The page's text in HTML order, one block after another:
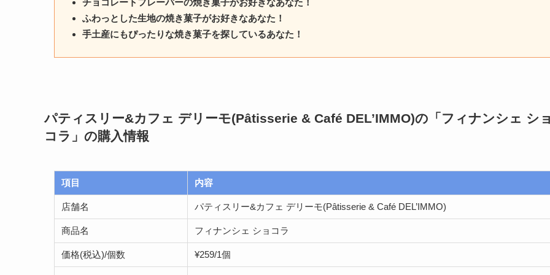
チョコレートフレーバーの焼き菓子がお好きなあなた！
ふわっとした生地の焼き菓子がお好きなあなた！
手土産にもぴったりな焼き菓子を探しているあなた！
パティスリー&カフェ デリーモ(Pâtisserie & Café DEL’IMMO)の「フィナンシェ シ
コラ」 の購入情報
項目 内容
店舗名 パティスリー&カフェ デリーモ(Pâtisserie & Café DEL’IMMO)
商品名 フィナンシェ ショコラ
価格(税込)/個数 ¥259/1個